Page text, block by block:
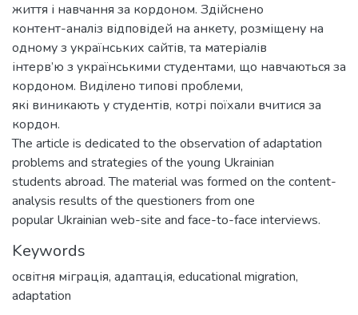
життя і навчання за кордоном. Здійснено
контент-аналіз відповідей на анкету, розміщену на
одному з українських сайтів, та матеріалів
інтерв’ю з українськими студентами, що навчаються за
кордоном. Виділено типові проблеми,
які виникають у студентів, котрі поїхали вчитися за
кордон.
The article is dedicated to the observation of adaptation
problems and strategies of the young Ukrainian
students abroad. The material was formed on the content-
analysis results of the questioners from one
popular Ukrainian web-site and face-to-face interviews.
Keywords
освітня міграція, адаптація, educational migration,
adaptation